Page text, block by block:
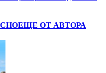
ЕЩЕ ОТ АВТОРА